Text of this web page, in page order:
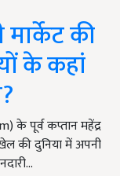
की
के कहां
के पूर्व कप्तान महेंद्र
की दुनिया में अपनी